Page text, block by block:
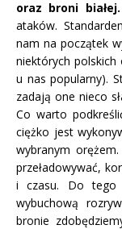
oraz broni białej.
ataków.
nam na początek
niektórych
u nas popularny).
zadają one nieco
Co warto
ciężko jest
wybranym
przeładowywać,
i czasu. Do tego
wybuchową
bronie